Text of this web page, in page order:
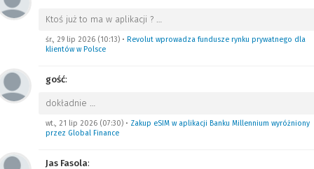
Ktoś już to ma w aplikacji ? …
śr., 29 lip 2026 (10:13) • Revolut wprowadza fundusze rynku prywatnego dla
klientów w Polsce
gość:
dokładnie …
wt., 21 lip 2026 (07:30) • Zakup eSIM w aplikacji Banku Millennium wyróżniony
przez Global Finance
Jas Fasola: